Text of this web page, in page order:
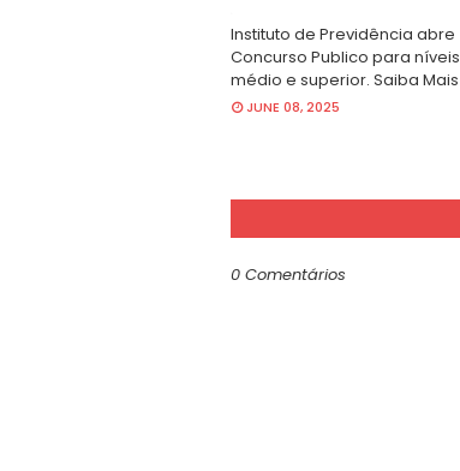
Instituto de Previdência abre
Concurso Publico para níveis
médio e superior. Saiba Mais
JUNE 08, 2025
0 Comentários